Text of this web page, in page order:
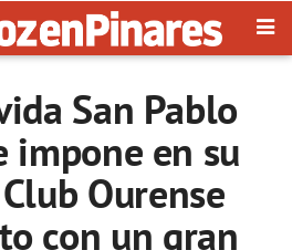
San Pablo
impone en su
Ourense
con un gran